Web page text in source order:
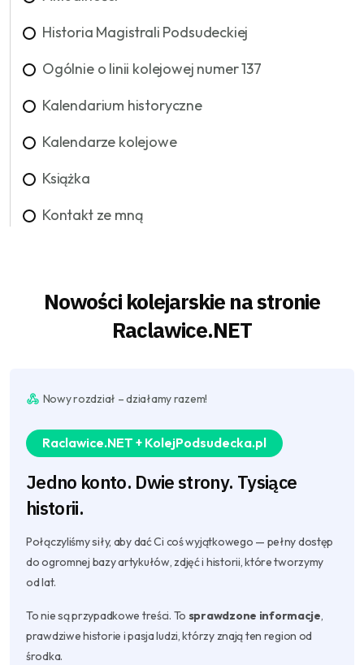
Historia Magistrali Podsudeckiej
Ogólnie o linii kolejowej numer 137
Kalendarium historyczne
Kalendarze kolejowe
Książka
Kontakt ze mną
Nowości kolejarskie na stronie
Raclawice.NET
Nowy rozdział – działamy razem!
Raclawice.NET + KolejPodsudecka.pl
Jedno konto. Dwie strony. Tysiące
historii.
Połączyliśmy siły, aby dać Ci coś wyjątkowego — pełny dostęp
do ogromnej bazy artykułów, zdjęć i historii, które tworzymy
od lat.
To nie są przypadkowe treści. To sprawdzone informacje,
prawdziwe historie i pasja ludzi, którzy znają ten region od
środka.